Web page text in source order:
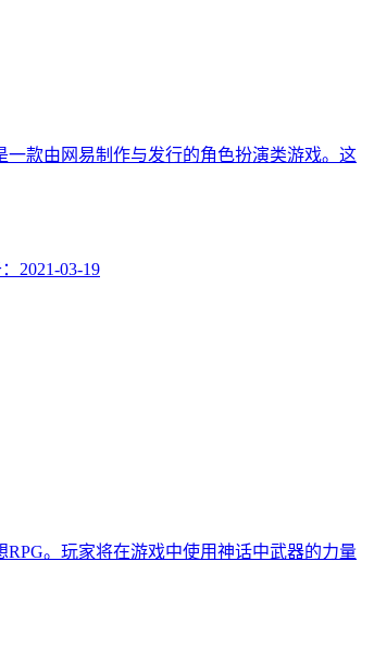
款由网易制作与发行的角色扮演类游戏。这
2021-03-19
。玩家将在游戏中使用神话中武器的力量